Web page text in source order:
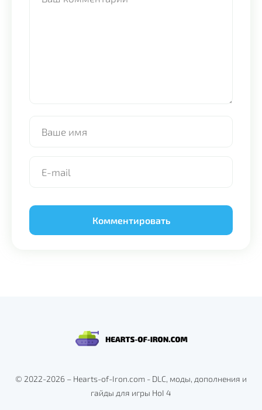
© 2022-2026 – Hearts-of-Iron.com - DLC, моды, дополнения и
гайды для игры HoI 4